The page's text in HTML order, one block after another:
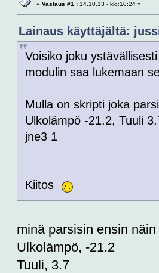
« Vastaus #1 :14.10.13 - klo:10:24 »
Lainaus käyttäjältä:
Voisiko joku
modulin saa lukemaan
Mulla on skripti joka
Ulkolämpö -21.2, Tuuli
jne3 1
Kiitos
minä parsisin ensin näin
Ulkolämpö, -21.2
Tuuli, 3.7